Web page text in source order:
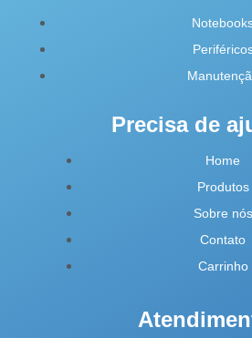
Precisa de
Home
Produtos
Sobre nós
Contato
Carrinho